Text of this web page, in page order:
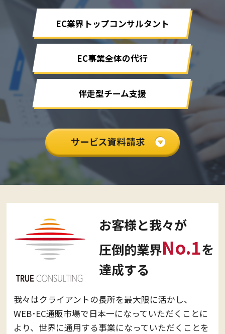
EC業界トップコンサルタント
EC事業全体の代行
伴走型チーム支援
お客様と我々が
圧倒的業界No.1を
達成する
我々はクライアントの長所を最大限に活かし、
WEB･EC通販市場で日本一になっていただくことに
より、世界に通用する事業になっていただくことを